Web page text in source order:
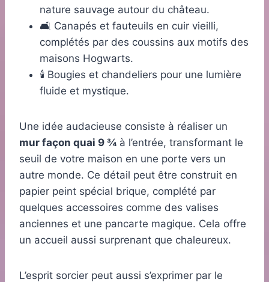
nature sauvage autour du château.
🛋️ Canapés et fauteuils en cuir vieilli,
complétés par des coussins aux motifs des
maisons Hogwarts.
🕯️ Bougies et chandeliers pour une lumière
fluide et mystique.
Une idée audacieuse consiste à réaliser un
mur façon quai 9 ¾ à l’entrée, transformant le
seuil de votre maison en une porte vers un
autre monde. Ce détail peut être construit en
papier peint spécial brique, complété par
quelques accessoires comme des valises
anciennes et une pancarte magique. Cela offre
un accueil aussi surprenant que chaleureux.
L’esprit sorcier peut aussi s’exprimer par le